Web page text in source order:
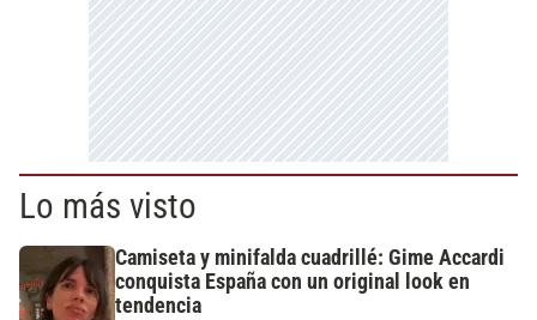
Lo más visto
Camiseta y minifalda cuadrillé: Gime Accardi
conquista España con un original look en
tendencia